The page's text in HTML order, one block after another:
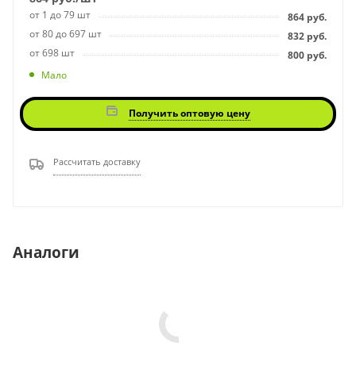
от 1 до 79 шт 864 руб.
от 80 до 697 шт
832 руб.
от 698 шт
800 руб.
Мало
Получить оптовую цену
Рассчитать доставку
Аналоги